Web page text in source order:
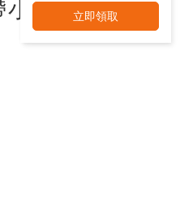
立即領取